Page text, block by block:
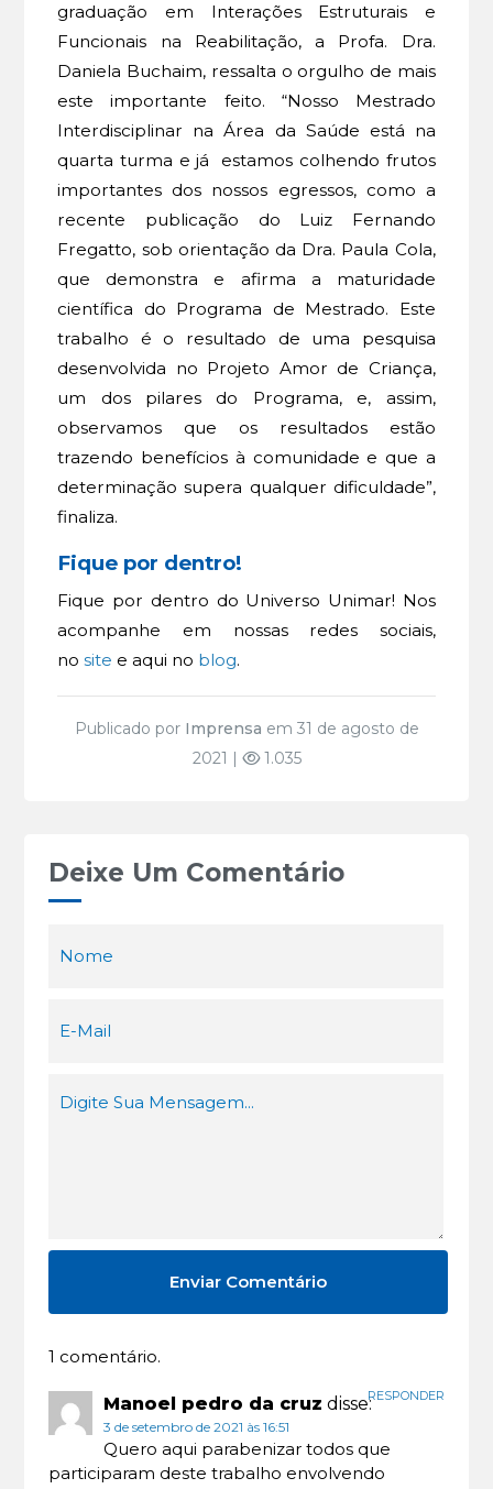
graduação em Interações Estruturais e
Funcionais na Reabilitação, a Profa. Dra.
Daniela Buchaim, ressalta o orgulho de mais
este importante feito. “Nosso Mestrado
Interdisciplinar na Área da Saúde está na
quarta turma e já estamos colhendo frutos
importantes dos nossos egressos, como a
recente publicação do Luiz Fernando
Fregatto, sob orientação da Dra. Paula Cola,
que demonstra e afirma a maturidade
científica do Programa de Mestrado. Este
trabalho é o resultado de uma pesquisa
desenvolvida no Projeto Amor de Criança,
um dos pilares do Programa, e, assim,
observamos que os resultados estão
trazendo benefícios à comunidade e que a
determinação supera qualquer dificuldade”,
finaliza.
Fique por dentro!
Fique por dentro do Universo Unimar! Nos
acompanhe em nossas redes sociais,
nosite e aqui no blog.
Publicado por Imprensa em 31 de agosto de
2021 |
1.035
Deixe Um Comentário
1 comentário.
Manoel pedro da cruz disse:
3 de setembro de 2021 às 16:51
Quero aqui parabenizar todos que
participaram deste trabalho envolvendo
RESPONDER